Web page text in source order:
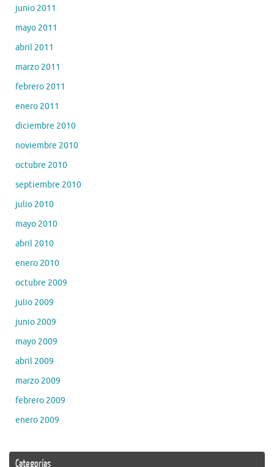
junio 2011
mayo 2011
abril 2011
marzo 2011
febrero 2011
enero 2011
diciembre 2010
noviembre 2010
octubre 2010
septiembre 2010
julio 2010
mayo 2010
abril 2010
enero 2010
octubre 2009
julio 2009
junio 2009
mayo 2009
abril 2009
marzo 2009
febrero 2009
enero 2009
Categorías